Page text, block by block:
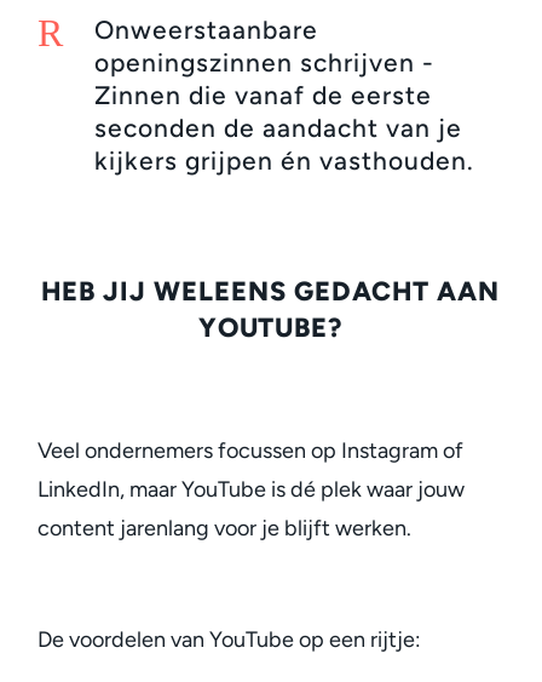
R
Onweerstaanbare
openingszinnen schrijven -
Zinnen die vanaf de eerste
seconden de aandacht van je
kijkers grijpen én vasthouden.
HEB JIJ WELEENS GEDACHT AAN
YOUTUBE?
Veel ondernemers focussen op Instagram of
LinkedIn, maar YouTube is dé plek waar jouw
content jarenlang voor je blijft werken.
De voordelen van YouTube op een rijtje: